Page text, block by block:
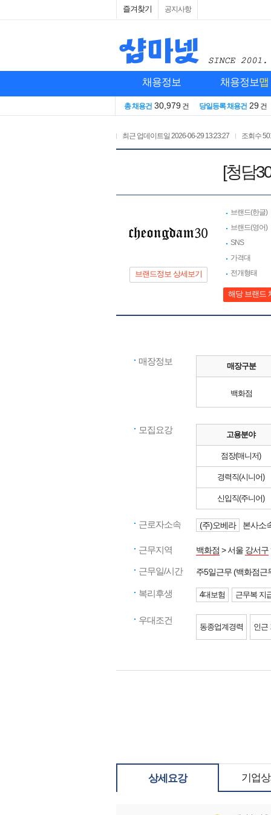
즐겨찾기 공지사항
채용정보 채용정보맵
총 채용건 30,979 건 당일등록 채용건 29 건
최근 업데이트일 2026-06-29 13:23:27 조회수
[청담
브랜드정보 상세보기
브랜드(한글)
브랜드(영어)
SNS
가격대
전개형태
해당 브랜드
매장정보 매장구분
백화점
모집요강 고용분야
점장(매니저)
경력직(시니어)
신입직(주니어)
근로자소속 (주)오베라 본사소
근무지역 백화점 > 서울 강서구
근무일/시간 주5일근무 (백화점근
복리후생 4대보험 근무복 지
우대조건
동종업계경력 인근
상세요강 기업